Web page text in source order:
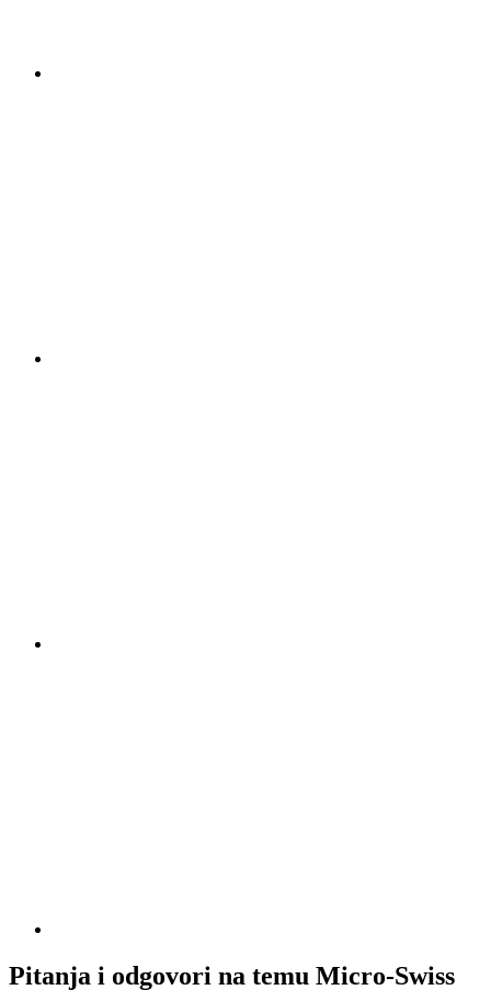
Pitanja i odgovori na temu Micro-Swiss